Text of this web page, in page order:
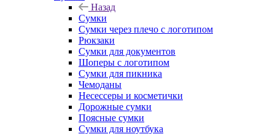
Назад
Сумки
Сумки через плечо с логотипом
Рюкзаки
Сумки для документов
Шоперы с логотипом
Сумки для пикника
Чемоданы
Несессеры и косметички
Дорожные сумки
Поясные сумки
Сумки для ноутбука